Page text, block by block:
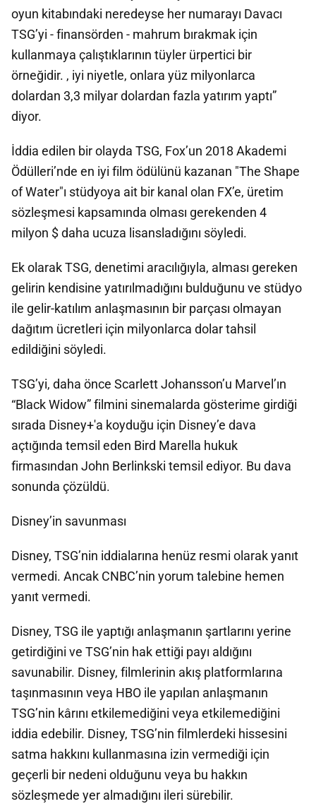
oyun kitabındaki neredeyse her numarayı Davacı
TSG’yi - finansörden - mahrum bırakmak için
kullanmaya çalıştıklarının tüyler ürpertici bir
örneğidir. , iyi niyetle, onlara yüz milyonlarca
dolardan 3,3 milyar dolardan fazla yatırım yaptı”
diyor.
İddia edilen bir olayda TSG, Fox’un 2018 Akademi
Ödülleri’nde en iyi film ödülünü kazanan "The Shape
of Water"ı stüdyoya ait bir kanal olan FX’e, üretim
sözleşmesi kapsamında olması gerekenden 4
milyon $ daha ucuza lisansladığını söyledi.
Ek olarak TSG, denetimi aracılığıyla, alması gereken
gelirin kendisine yatırılmadığını bulduğunu ve stüdyo
ile gelir-katılım anlaşmasının bir parçası olmayan
dağıtım ücretleri için milyonlarca dolar tahsil
edildiğini söyledi.
TSG’yi, daha önce Scarlett Johansson’u Marvel’ın
“Black Widow” filmini sinemalarda gösterime girdiği
sırada Disney+'a koyduğu için Disney’e dava
açtığında temsil eden Bird Marella hukuk
firmasından John Berlinkski temsil ediyor. Bu dava
sonunda çözüldü.
Disney’in savunması
Disney, TSG’nin iddialarına henüz resmi olarak yanıt
vermedi. Ancak CNBC’nin yorum talebine hemen
yanıt vermedi.
Disney, TSG ile yaptığı anlaşmanın şartlarını yerine
getirdiğini ve TSG’nin hak ettiği payı aldığını
savunabilir. Disney, filmlerinin akış platformlarına
taşınmasının veya HBO ile yapılan anlaşmanın
TSG’nin kârını etkilemediğini veya etkilemediğini
iddia edebilir. Disney, TSG’nin filmlerdeki hissesini
satma hakkını kullanmasına izin vermediği için
geçerli bir nedeni olduğunu veya bu hakkın
sözleşmede yer almadığını ileri sürebilir.